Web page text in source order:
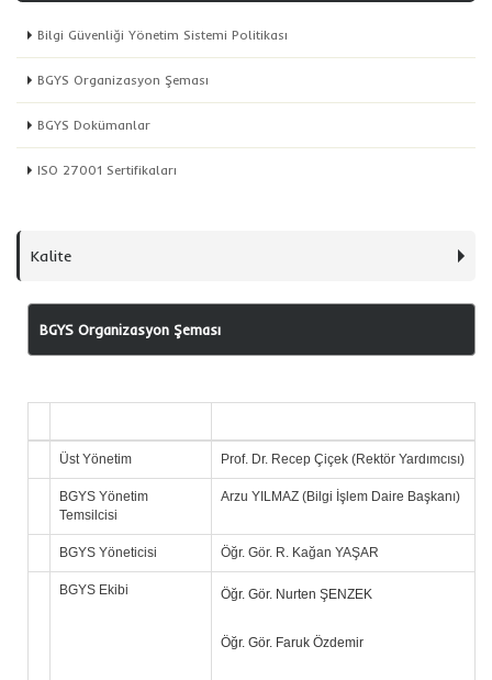
Bilgi Güvenliği Yönetim Sistemi Politikası
BGYS Organizasyon Şeması
BGYS Dokümanlar
ISO 27001 Sertifikaları
Kalite
BGYS Organizasyon Şeması
Üst Yönetim Prof. Dr. Recep Çiçek (Rektör Yardımcısı)
BGYS Yönetim
Temsilcisi
Arzu YILMAZ (Bilgi İşlem Daire Başkanı)
BGYS Yöneticisi Öğr. Gör. R. Kağan YAŞAR
BGYS Ekibi Öğr. Gör. Nurten ŞENZEK
Öğr. Gör. Faruk Özdemir